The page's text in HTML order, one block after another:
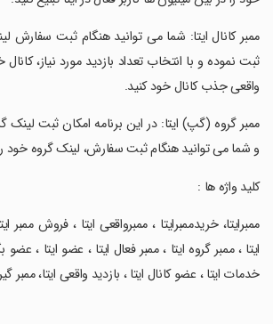
‏ممبر کانال ایتا: شما می توانید هنگام ثبت سفارش
ثبت نموده و با انتخاب تعداد بازدید مورد نیاز،
واقعی جذب کانال خود کنید.
‏ممبر گروه (گپ) ایتا: در این برنامه امکان ثبت
و شما می توانید هنگام ثبت سفارش، لینک گروه خود
‏کلید واژه ها :
‏ممبرایتا، خریدممبرایتا ، ممبرواقعی ایتا ، فروش ممبر
ایتا ، ممبر گروه ایتا ، ممبر فعال ایتا ، عضو ایتا ، عضو
خدمات ایتا ، عضو کانال ایتا ، بازدید واقعی ایتا، ممبر